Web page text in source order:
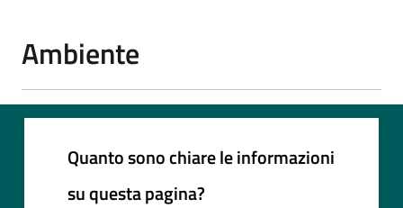
Ambiente
Quanto sono chiare le informazioni
su questa pagina?